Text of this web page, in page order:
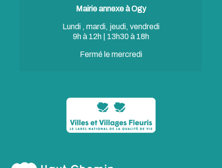
Mairie annexe à Ogy
Lundi , mardi, jeudi, vendredi
9h à 12h | 13h30 à 18h
Fermé le mercredi